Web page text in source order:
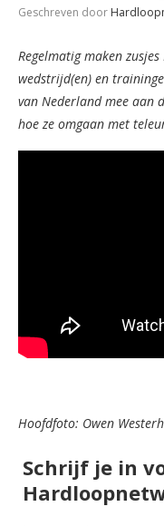
Geschreven door
Regelmatig maken
wedstrijd(en) en
van Nederland mee aan
hoe ze omgaan met
Hoofdfoto: Owen
Schrijf je in